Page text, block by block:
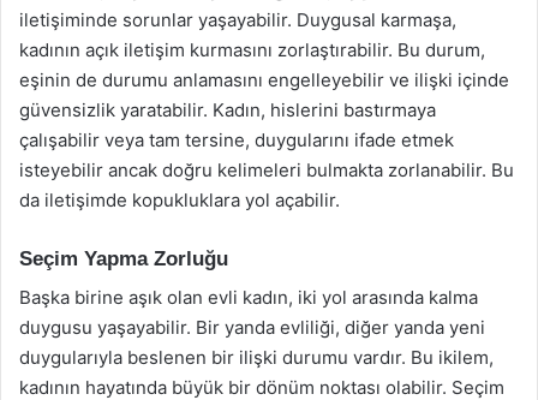
iletişiminde sorunlar yaşayabilir. Duygusal karmaşa,
kadının açık iletişim kurmasını zorlaştırabilir. Bu durum,
eşinin de durumu anlamasını engelleyebilir ve ilişki içinde
güvensizlik yaratabilir. Kadın, hislerini bastırmaya
çalışabilir veya tam tersine, duygularını ifade etmek
isteyebilir ancak doğru kelimeleri bulmakta zorlanabilir. Bu
da iletişimde kopukluklara yol açabilir.
Seçim Yapma Zorluğu
Başka birine aşık olan evli kadın, iki yol arasında kalma
duygusu yaşayabilir. Bir yanda evliliği, diğer yanda yeni
duygularıyla beslenen bir ilişki durumu vardır. Bu ikilem,
kadının hayatında büyük bir dönüm noktası olabilir. Seçim